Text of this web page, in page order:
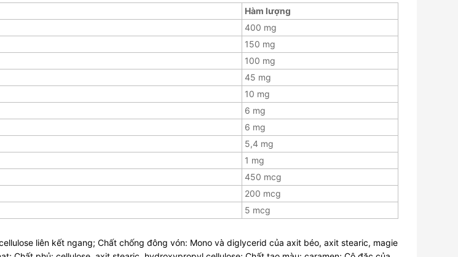
Hàm lượng
400 mg
150 mg
100 mg
45 mg
10 mg
6 mg
6 mg
5,4 mg
1 mg
450 mcg
200 mcg
5 mcg
liên kết ngang; Chất chống đông vón: Mono và diglycerid của axit béo, axit stearic, magie